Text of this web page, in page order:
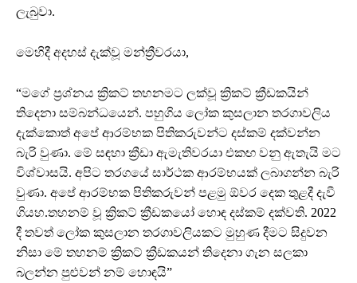
ලැබුවා.
මෙහිදී අදහස් දැක්වූ මන්ත්‍රීවරයා,
“මගේ ප්‍රශ්නය ක්‍රිකට් තහනමට ලක්වූ ක්‍රිකට් ක්‍රීඩකයින්
තිදෙනා සම්බන්ධයෙන්. පහුගිය ලෝක කුසලාන තරගාවලිය
දැක්කොත් අපේ ආරම්භක පිතිකරුවන්ට දස්කම් දක්වන්න
බැරි වුණා. මේ සඳහා ක්‍රීඩා ඇමැතිවරයා එකඟ වනු ඇතැයි මට
විශ්වාසයි. අපිට තරගයේ සාර්ථක ආරම්භයක් ලබාගන්න බැරි
වුණා. අපේ ආරම්භක පිතිකරුවන් පළමු ඕවර දෙක තුළදී දැවී
ගියහ.තහනම් වූ ක්‍රිකට් ක්‍රීඩකයෝ හොඳ දස්කම් දක්වති. 2022
දී තවත් ලෝක කුසලාන තරගාවලියකට මුහුණ දීමට සිදුවන
නිසා මේ තහනම් ක්‍රිකට් ක්‍රීඩකයන් තිදෙනා ගැන සලකා
බලන්න පුළුවන් නම් හොඳයි”